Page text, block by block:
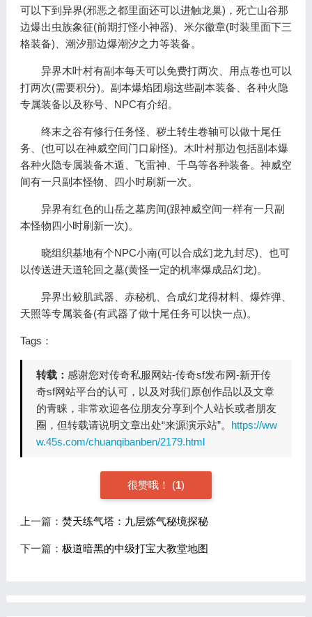
可以下到异界(邪恶之都里面还可以进触龙巢)，死亡山谷那
边爆出虫族象征(前期打怪小神器)、米尔徽章(时装里面下三
格装备)、潮汐那边爆潮汐之力等装备。
异界木叶村有副本每天可以免费打两次、用点卷也可以
打两次(需要积分)。副本爆焰团扇这些副本装备、各种火隐
专属装备以及称号、NPC有介绍。
终末之谷有修行任务怪、秽土转生卷轴可以做十尾任
务、(也可以在神威空间门口刷怪)。木叶村那边包括副本爆
各种火隐专属装备木遁、飞雷神、千鸟等各种装备。神威空
间有一只副本怪物、四小时刷新一次。
异界有红色的山岳之墓房间(跟神威空间一样有一只副
本怪物四小时刷新一次)。
晓组织基地有个NPC小南(可以合成幻龙九封尽)、也可
以传送进天道轮回之墓(黄怪一定的机率爆成品幻龙)。
异界出鲛肌武器、赤秘机、合成幻龙得材料、爆炸弹、
天照等专属装备(有武器了做十尾任务可以快一点)。
Tags：
转载： 感谢您对传奇私服网站-传奇sf发布网-新开传
奇sf网站平台的认可，以及对我们原创作品以及文章
的青睐，非常欢迎各位朋友分享到个人站长或者朋友
圈，但转载请说明文章出处“来源演示站”。 https://ww
w.45s.com/chuanqibanben/2179.html
很赞哦！ (1)
上一篇： 焚天练气塔：九层炼气秘境探秘
下一篇： 极道暗黑的中级打宝大教堂地图